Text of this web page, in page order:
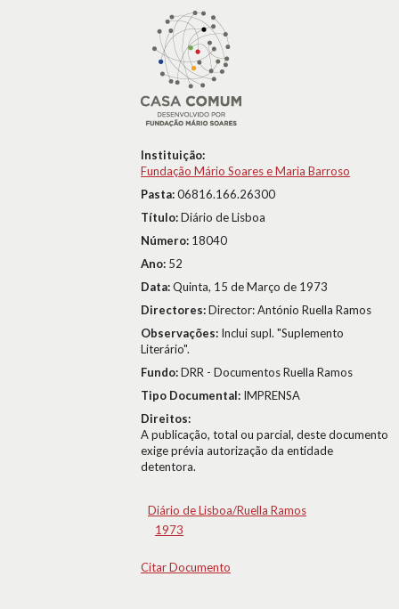
Instituição:
Fundação Mário Soares e Maria Barroso
Pasta:06816.166.26300
Título:Diário de Lisboa
Número: 18040
Ano: 52
Data:Quinta, 15 de Março de 1973
Directores:Director: António Ruella Ramos
Observações: Inclui supl. "Suplemento
Literário".
Fundo:DRR - Documentos Ruella Ramos
Tipo Documental: IMPRENSA
Direitos:
A publicação, total ou parcial, deste documento
exige prévia autorização da entidade
detentora.
Diário de Lisboa/Ruella Ramos
1973
Citar Documento